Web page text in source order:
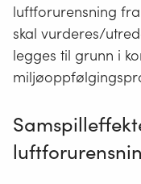
luftforurensning
skal vurderes/
legges til grunn i